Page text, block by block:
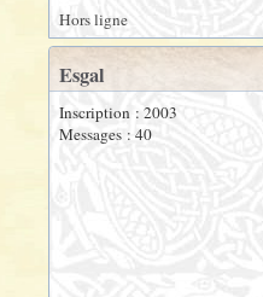
Hors ligne
Esgal
Inscription : 2003
Messages : 40